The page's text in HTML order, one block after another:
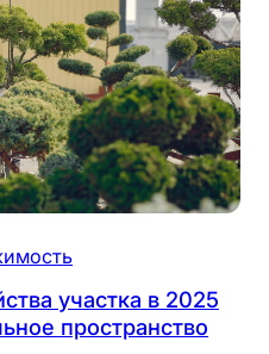
участка в 2025
пространство